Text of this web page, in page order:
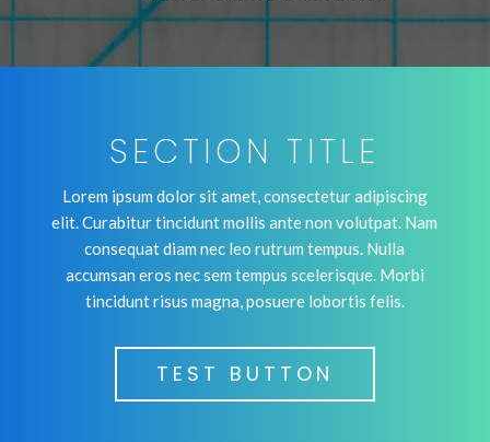
SECTION TITLE
Lorem ipsum dolor sit amet, consectetur adipiscing
elit. Curabitur tincidunt mollis ante non volutpat. Nam
consequat diam nec leo rutrum tempus. Nulla
accumsan eros nec sem tempus scelerisque. Morbi
tincidunt risus magna, posuere lobortis felis.
TEST BUTTON